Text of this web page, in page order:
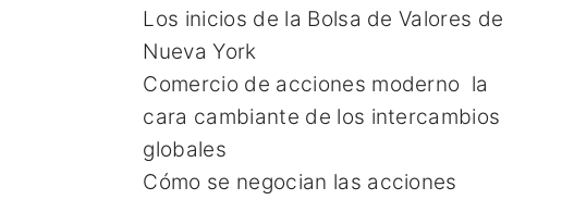
Los inicios de la Bolsa de Valores de
Nueva York
Comercio de acciones moderno la
cara cambiante de los intercambios
globales
Cómo se negocian las acciones